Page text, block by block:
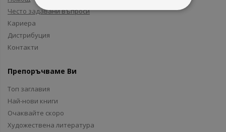
Често задавани въпроси
Кариера
Дистрибуция
Контакти
Препоръчваме Ви
Топ заглавия
Най-нови книги
Очаквайте скоро
Художествена литература